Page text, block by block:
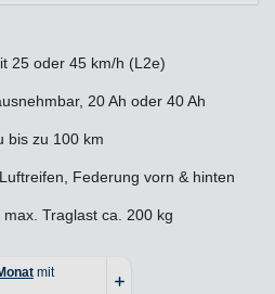
25 oder 45 km/h (L2e)
20 Ah oder 40 Ah
bis zu 100 km
Federung vorn & hinten
Traglast ca. 200 kg